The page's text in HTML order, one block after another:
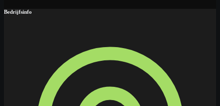
Bedrijfsinfo